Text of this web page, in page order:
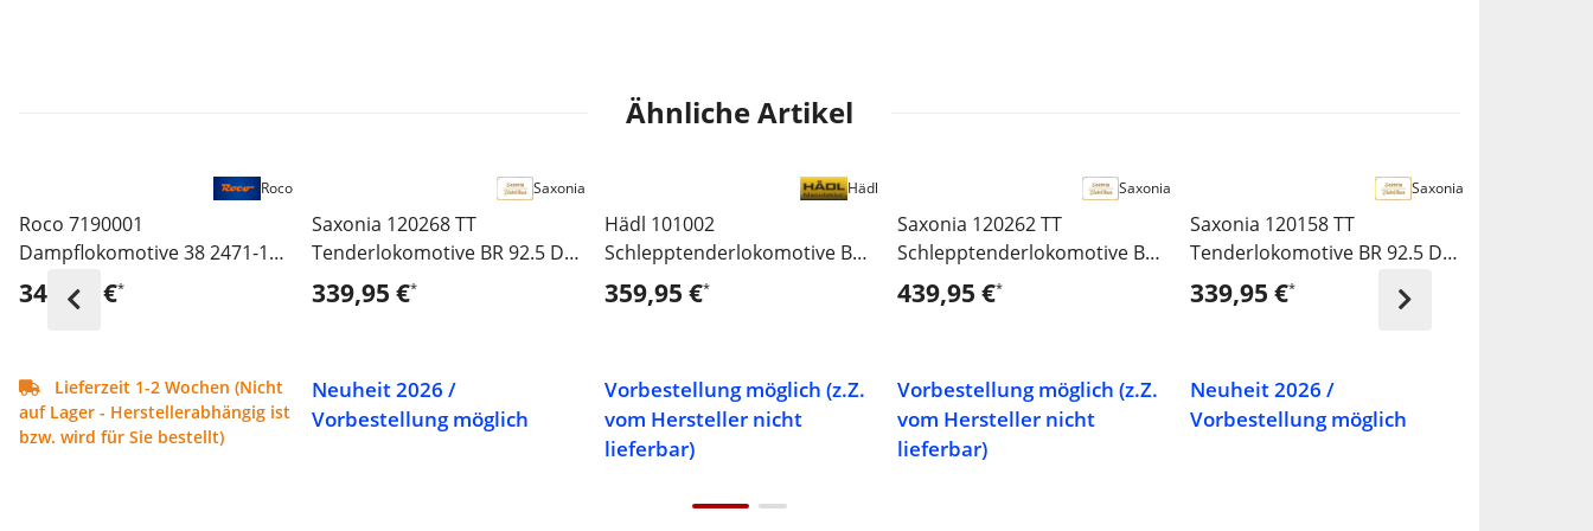
Ähnliche Artikel
Roco 7190001
Dampflokomotive 38 2471-1
DR - Sound Version
349,95 €*
Lieferzeit 1-2 Wochen (Nicht
auf Lager - Herstellerabhängig ist
bzw. wird für Sie bestellt)
Roco
Saxonia 120268 TT
Tenderlokomotive BR 92.5 DR
Ep.III - Sound Version
339,95 €*
Neuheit 2026 /
Vorbestellung möglich
Saxonia
Hädl 101002
Schlepptenderlokomotive BR
55 2778 DR
359,95 €*
Vorbestellung möglich (z.Z.
vom Hersteller nicht
lieferbar)
Hädl
Saxonia 120262 TT
Schlepptenderlokomotive BR
03.10 DR III - Sound Version
439,95 €*
Vorbestellung möglich (z.Z.
vom Hersteller nicht
lieferbar)
Saxonia
Saxonia 120158 TT
Tenderlokomotive BR 92.5 DB
Ep.III - Sound Version
339,95 €*
Neuheit 2026 /
Vorbestellung möglich
Saxonia